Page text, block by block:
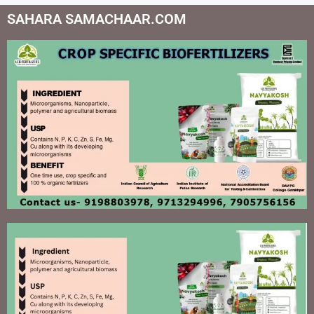
SAHARA SAMACHAAR.COM